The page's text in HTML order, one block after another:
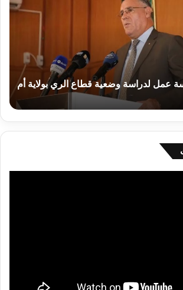
عمل لدراسة وضعية قطاع الري بولاية أم